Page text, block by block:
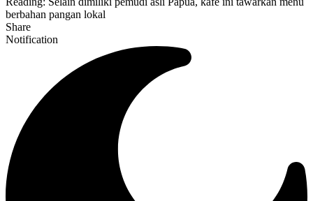
berbahan pangan lokal
Share
Notification